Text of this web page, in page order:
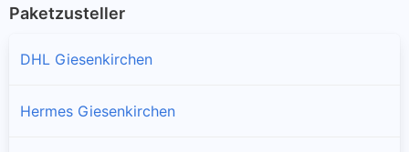
Paketzusteller
DHL Giesenkirchen
Hermes Giesenkirchen